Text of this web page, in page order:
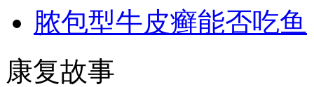
脓包型牛皮癣能否吃鱼
康复故事